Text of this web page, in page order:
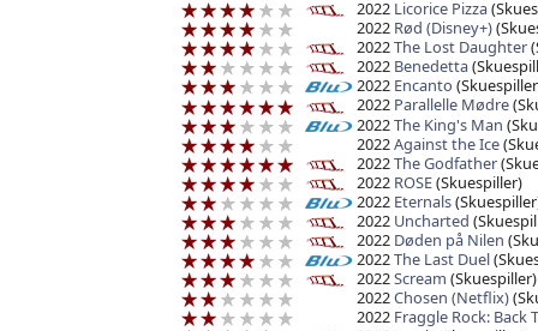
2022 Licorice Pizza
2022 Rød (Disney+)
2022The Lost Daughter
2022 Benedetta
2022 Encanto
2022 Parallelle Mødre
2022The King's Man
2022Against the Ice
2022The Godfather
2022 ROSE(Skuespiller)
2022 Eternals
2022 Uncharted
2022 Døden på Nilen
2022The Last Duel
2022Scream (Skuespiller)
2022Chosen (Netflix)
2022 Fraggle Rock: Back